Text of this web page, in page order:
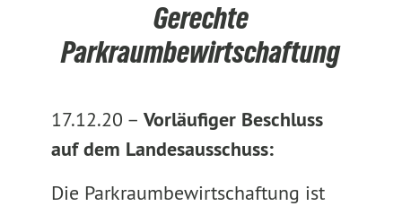
Gerechte
Parkraumbewirtschaftung
17.12.20 – Vorläufiger Beschluss
auf dem Landesausschuss:
Die Parkraumbewirtschaftung ist